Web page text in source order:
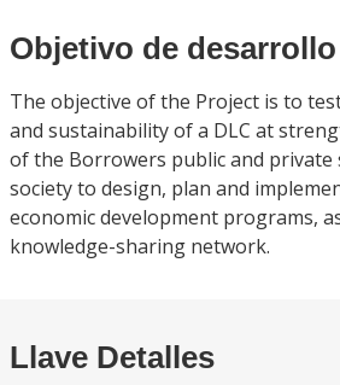
Objetivo de desarrollo
The objective of the Project is to
and sustainability of a DLC at
of the Borrowers public and
society to design, plan and
economic development programs,
knowledge-sharing network.
Llave Detalles